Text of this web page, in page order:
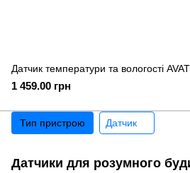
Датчик температури та вологості
1 459.00 грн
Датчики для розумного
Тип пристрою Датчик